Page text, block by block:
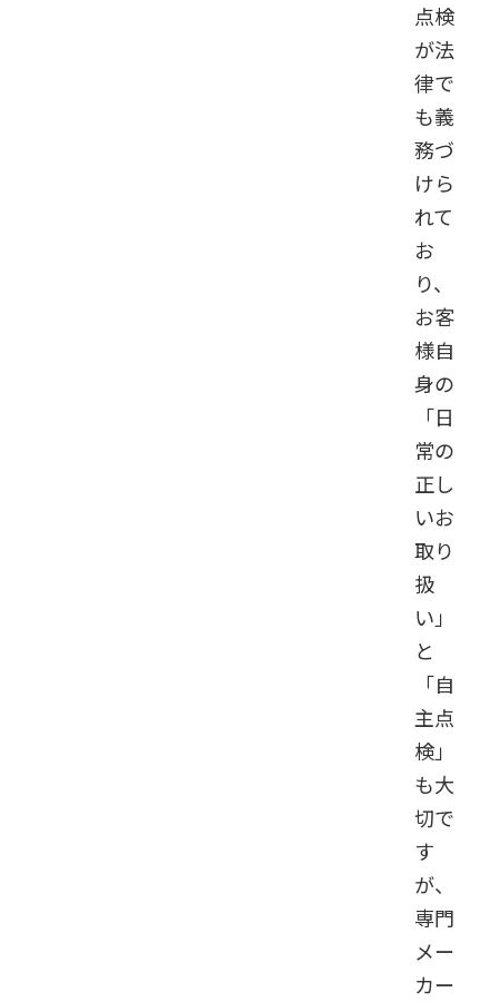
点検
が法
律で
も義
務づ
けら
れて
お
り、
お客
様自
身の
「日
常の
正し
いお
取り
扱
い」
と
「自
主点
検」
も大
切で
す
が、
専門
メー
カー